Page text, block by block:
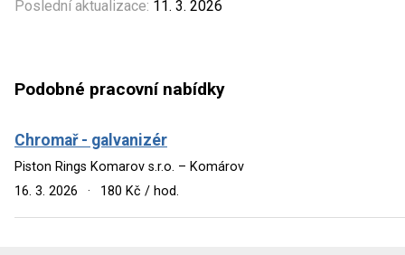
Poslední aktualizace: 11. 3. 2026
Podobné pracovní nabídky
Chromař - galvanizér
Piston Rings Komarov s.r.o. – Komárov
16. 3. 2026
· 180 Kč / hod.